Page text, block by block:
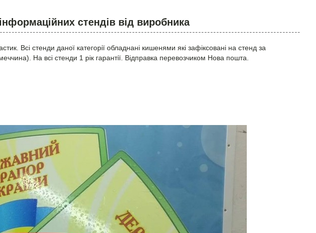
стендів від виробника
Всі стенди даної категорії обладнані кишенями які зафіксовані на стенд за
На всі стенди 1 рік гарантії. Відправка перевозчиком Нова пошта.